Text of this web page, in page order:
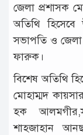
জেলা প্রশাসক
অতিথি
সভাপতি ও
ফারুক।
বিশেষ অতিথি
মোহাম্মদ
হক
শাহজাহান